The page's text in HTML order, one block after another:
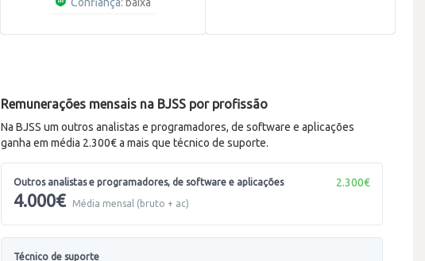
Remunerações mensais na BJSS por profissão
Na BJSS um outros analistas e programadores, de software e aplicações
ganha em média 2.300€ a mais que técnico de suporte.
Outros analistas e programadores, de software e aplicações
4.000€ Média mensal (bruto + ac)
2.300€
Técnico de suporte